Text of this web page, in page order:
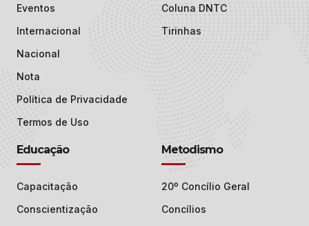
Eventos
Internacional
Nacional
Nota
Política de Privacidade
Termos de Uso
Coluna DNTC
Tirinhas
Educação
Capacitação
Conscientização
Metodismo
20º Concílio Geral
Concílios